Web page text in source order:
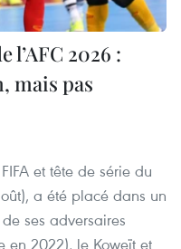
l’AFC 2026 :
mais pas
et tête de série du
a été placé dans un
ses adversaires
en 2022), le Koweït et